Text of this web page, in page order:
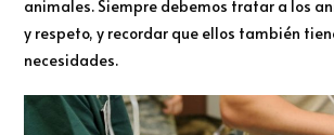
animales. Siempre debemos tratar a los
y respeto, y recordar que ellos también
necesidades.